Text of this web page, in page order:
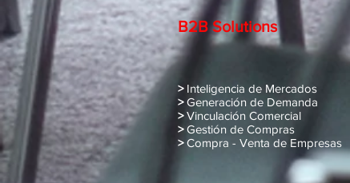
B2B Solutions
>Inteligencia de Mercados
>Generación de Demanda
>Vinculación Comercial
>Gestión de Compras
>Compra - Venta de Empresas